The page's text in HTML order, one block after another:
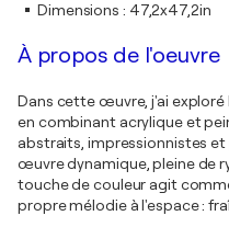
Dimensions : 47,2x47,2in
À propos de l'oeuvre
Dans cette œuvre, j'ai exploré
en combinant acrylique et
abstraits, impressionnistes
œuvre dynamique, pleine de
touche de couleur agit
propre mélodie à l'espace :